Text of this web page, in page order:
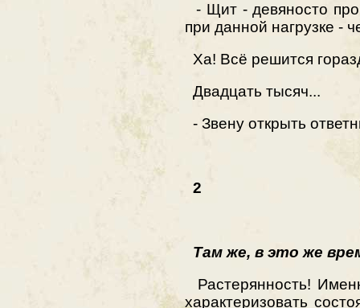
- Щит - девяносто
при данной нагрузке -
Ха! Всё решится
Двадцать тысяч...
- Звену открыть
2
Там же, в это же
Растерянность!
характеризовать